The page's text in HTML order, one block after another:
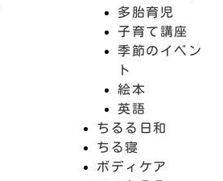
多胎育児
子育て講座
季節のイベン
ト
絵本
英語
ちるる日和
ちる寝
ボディケア